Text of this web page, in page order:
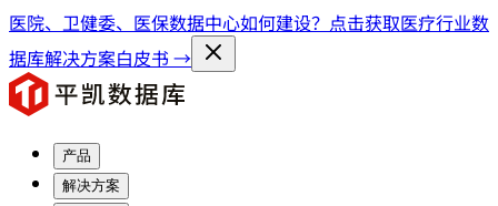
医院、卫健委、医保数据中心如何建设？点击获取医疗行业数
据库解决方案白皮书 →
产品
解决方案